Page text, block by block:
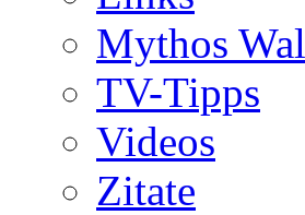
Mythos Wal
TV-Tipps
Videos
Zitate